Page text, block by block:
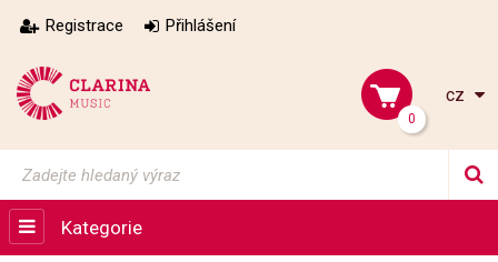
Registrace Přihlášení
0
cz
Kategorie